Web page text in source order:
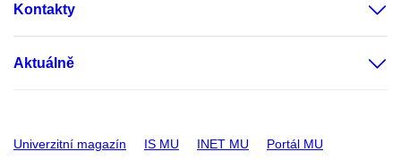
Kontakty
Aktuálně
Univerzitní magazín IS MU INET MU Portál MU